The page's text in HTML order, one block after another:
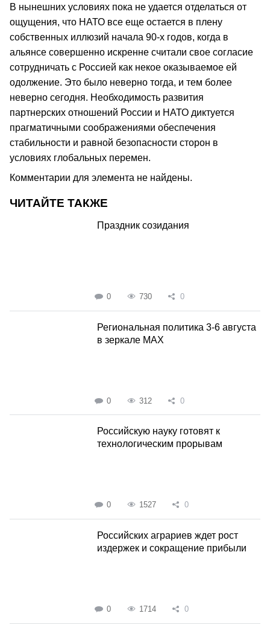
В нынешних условиях пока не удается отделаться от
ощущения, что НАТО все еще остается в плену
собственных иллюзий начала 90-х годов, когда в
альянсе совершенно искренне считали свое согласие
сотрудничать с Россией как некое оказываемое ей
одолжение. Это было неверно тогда, и тем более
неверно сегодня. Необходимость развития
партнерских отношений России и НАТО диктуется
прагматичными соображениями обеспечения
стабильности и равной безопасности сторон в
условиях глобальных перемен.
Комментарии для элемента не найдены.
ЧИТАЙТЕ ТАКЖЕ
Праздник созидания
0 730 0
Региональная политика 3-6 августа
в зеркале MAX
0 312 0
Российскую науку готовят к
технологическим прорывам
0 1527 0
Российских аграриев ждет рост
издержек и сокращение прибыли
0 1714 0